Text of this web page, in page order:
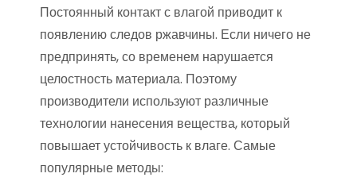
Постоянный контакт с влагой приводит к
появлению следов ржавчины. Если ничего не
предпринять, со временем нарушается
целостность материала. Поэтому
производители используют различные
технологии нанесения вещества, который
повышает устойчивость к влаге. Самые
популярные методы: